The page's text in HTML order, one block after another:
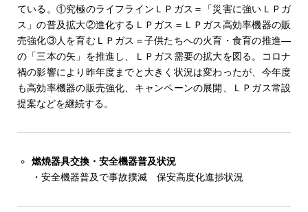
ている。①究極のライフラインＬＰガス＝「災害に強いＬＰガ
ス」の普及拡大②進化するＬＰガス＝ＬＰガス高効率機器の販
売強化③人を育むＬＰガス＝子供たちへの火育・食育の推進―
の「三本の矢」を推進し、ＬＰガス需要の拡大を図る。コロナ
禍の影響により昨年度までと大きく状況は変わったが、今年度
も高効率機器の販売強化、キャンペーンの展開、ＬＰガス常設
提案などを継続する。
燃焼器具交換・安全機器普及状況
・安全機器普及で事故撲滅 保安高度化進捗状況